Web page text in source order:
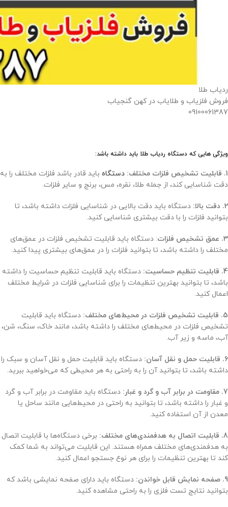
ردیاب طلا
فروش فلزیاب و طلایاب در کهن گنجیاب
09100061387
ویژگی هایی که دستگاه ردیاب طلا باید داشته باشد:
1. قابلیت تشخیص فلزات مختلف: دستگاه باید قادر باشد فلزات مختلف را به
دقت شناسایی کند، از جمله طلا، نقره، مس، برنج و سایر فلزات.
2. دقت بالا:
دستگاه باید دقت بالایی در شناسایی فلزات داشته باشد، تا
بتوانید فلزات را با دقت بیشتری شناسایی کنید.
3. عمق تشخیص فلزات
: دستگاه باید قابلیت تشخیص فلزات در عمق‌های
مختلف را داشته باشد، تا بتوانید فلزات را در عمق‌های بیشتری پیدا کنید.
4. قابلیت تنظیم حساسیت:
دستگاه باید قابلیت تنظیم حساسیت را داشته
باشد، تا بتوانید بهترین تنظیمات را برای شناسایی فلزات در شرایط مختلف
اعمال کنید.
5. قابلیت تشخیص فلزات در محیط‌های مختلف:
دستگاه باید قابلیت
تشخیص فلزات در محیط‌های مختلف را داشته باشد، مانند خاک، سنگ، شن،
آب، ماسه و زیر آب.
6. قابلیت حمل و نقل آسان:
دستگاه باید قابلیت حمل و نقل آسان و سبک را
داشته باشد، تا بتوانید آن را به راحتی به هر محیطی که می‌خواهید ببرید.
7. مقاومت در برابر آب و گرد و غبار:
دستگاه باید مقاومت در برابر آب و گرد
و غبار را داشته باشد، تا بتوانید به راحتی در محیط‌هایی مانند ساحل یا
معدن از آن استفاده کنید.
8. قابلیت اتصال به هدفمندی‌های مختلف:
برخی دستگاه‌ها با قابلیت اتصال
به هدفمندی‌های مختلف همراه هستند. این قابلیت می‌تواند به شما کمک
کند تا بهترین تنظیمات را برای هر نوع جستجو اعمال کنید.
9. صفحه نمایش قابل خواندن:
دستگاه باید دارای صفحه نمایشی باشد که
بتوانید نتایج تست فلزی را به راحتی مشاهده کنید.